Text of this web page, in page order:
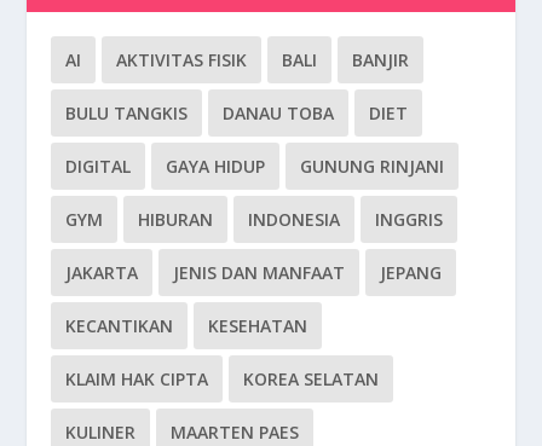
AI AKTIVITAS FISIK BALI BANJIR
BULU TANGKIS DANAU TOBA DIET
DIGITAL GAYA HIDUP GUNUNG RINJANI
GYM HIBURAN INDONESIA INGGRIS
JAKARTA JENIS DAN MANFAAT JEPANG
KECANTIKAN KESEHATAN
KLAIM HAK CIPTA KOREA SELATAN
KULINER MAARTEN PAES